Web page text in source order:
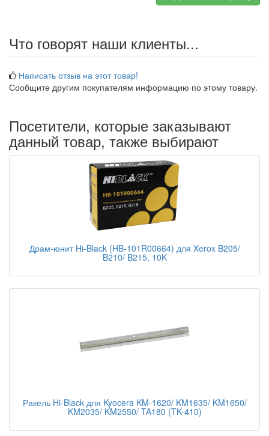
Что говорят наши клиенты...
Написать отзыв на этот товар!
Сообщите другим покупателям информацию по этому товару.
Посетители, которые заказывают
данный товар, также выбирают
Драм-юнит Hi-Black (HB-101R00664) для Xerox B205/
B210/ B215, 10K
Ракель Hi-Black для Kyocera KM-1620/ KM1635/ KM1650/
KM2035/ KM2550/ TA180 (TK-410)